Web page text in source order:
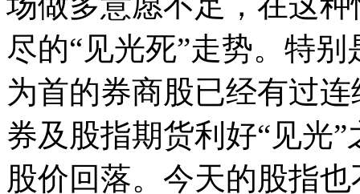
尽的“见光死”走势。特
为首的券商股已经有过
券及股指期货利好“见光
股价回落。今天的股指